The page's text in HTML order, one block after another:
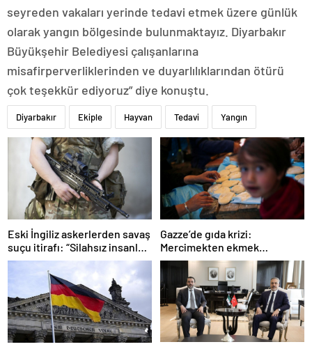
seyreden vakaları yerinde tedavi etmek üzere günlük
olarak yangın bölgesinde bulunmaktayız. Diyarbakır
Büyükşehir Belediyesi çalışanlarına
misafirperverliklerinden ve duyarlılıklarından ötürü
çok teşekkür ediyoruz” diye konuştu.
Diyarbakır Ekiple Hayvan Tedavi Yangın
Eski İngiliz askerlerden savaş
suçu itirafı: “Silahsız insanları
uykuda öldürdüler”
Gazze’de gıda krizi:
Mercimekten ekmek
yapıyorlar